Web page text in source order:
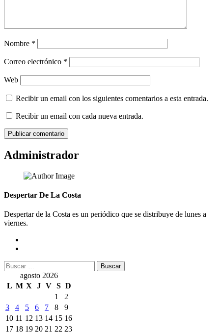
Nombre *
Correo electrónico *
Web
Recibir un email con los siguientes comentarios a esta entrada.
Recibir un email con cada nueva entrada.
Administrador
Despertar De La Costa
Despertar de la Costa es un periódico que se distribuye de lunes a
viernes.
Buscar:
agosto 2026
L M X J V S D
1
2
3
4 5 6 7 8
9
10 11 12 13 14 15 16
17 18 19 20 21 22 23